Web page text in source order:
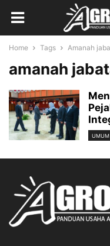
Home Tags Amanah
amanah
UMUM